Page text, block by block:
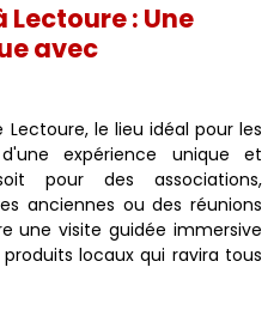
: Une
avec
le lieu idéal pour les
expérience unique et
pour des associations,
anciennes ou des réunions
une visite guidée immersive
locaux qui ravira tous